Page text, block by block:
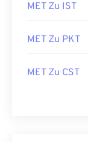
MET Zu IST
MET Zu PKT
MET Zu CST